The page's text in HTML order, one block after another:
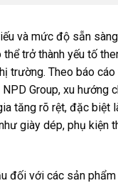
và mức độ sẵn
trở thành yếu tố
trường. Theo báo
Group, xu hướng
tăng rõ rệt, đặc biệt
giày dép, phụ kiện
đối với các sản